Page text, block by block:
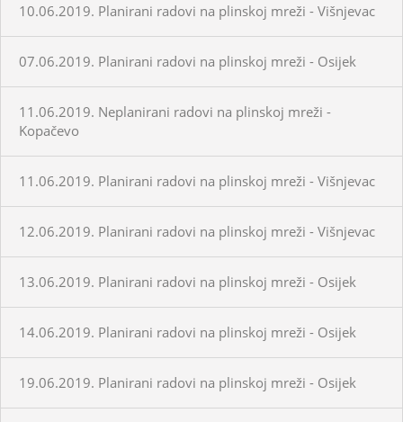
10.06.2019. Planirani radovi na plinskoj mreži - Višnjevac
07.06.2019. Planirani radovi na plinskoj mreži - Osijek
11.06.2019. Neplanirani radovi na plinskoj mreži -
Kopačevo
11.06.2019. Planirani radovi na plinskoj mreži - Višnjevac
12.06.2019. Planirani radovi na plinskoj mreži - Višnjevac
13.06.2019. Planirani radovi na plinskoj mreži - Osijek
14.06.2019. Planirani radovi na plinskoj mreži - Osijek
19.06.2019. Planirani radovi na plinskoj mreži - Osijek